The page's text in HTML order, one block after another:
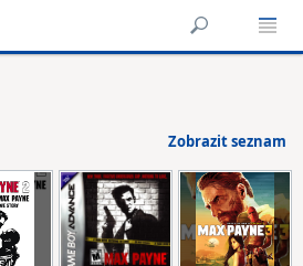
Zobrazit seznam